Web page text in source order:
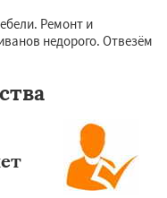
Ремонт и
недорого. Отвезём